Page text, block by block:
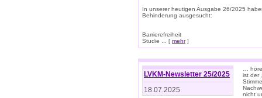
In unserer heutigen Ausgabe 26/2025
Behinderung ausgesucht:
Barrierefreiheit
Studie ... [ mehr]
LVKM-Newsletter 25/2025
18.07.2025
…
ist der
nicht